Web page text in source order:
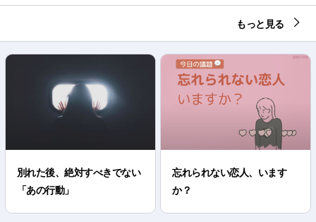
もっと見る
別れた後、絶対すべきでない
「あの行動」
忘れられない恋人、います
か？